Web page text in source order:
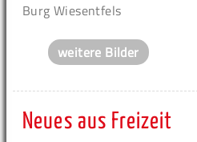
Burg Wiesentfels
weitere Bilder
Neues aus Freizeit